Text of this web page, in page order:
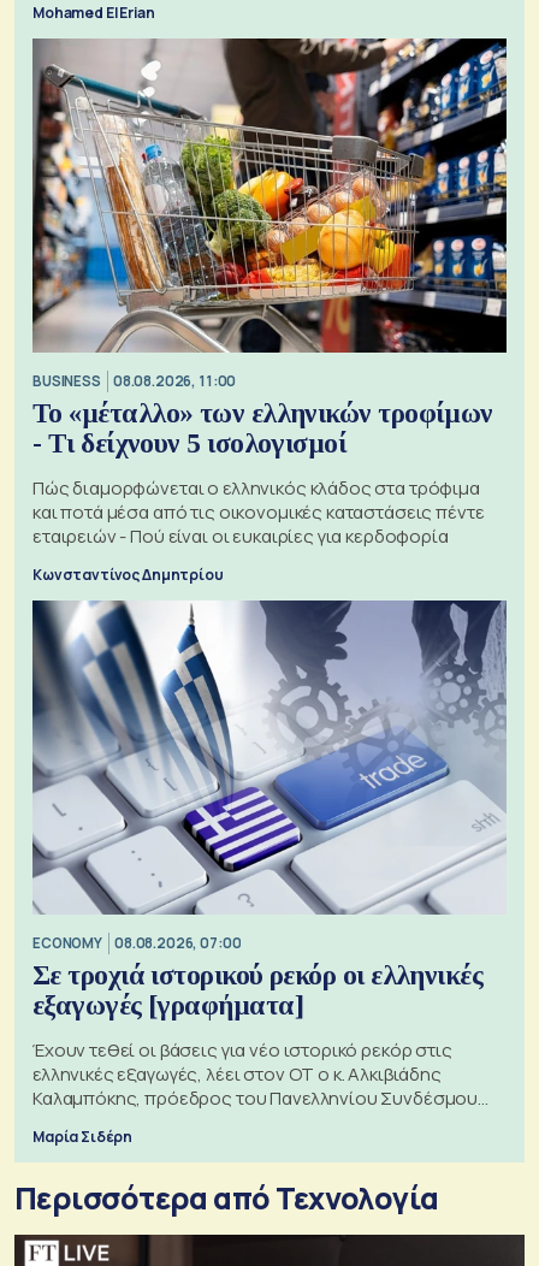
Mohamed El Erian
BUSINESS 08.08.2026, 11:00
Το «μέταλλο» των ελληνικών τροφίμων
- Τι δείχνουν 5 ισολογισμοί
Πώς διαμορφώνεται ο ελληνικός κλάδος στα τρόφιμα
και ποτά μέσα από τις οικονομικές καταστάσεις πέντε
εταιρειών - Πού είναι οι ευκαιρίες για κερδοφορία
Κωνσταντίνος Δημητρίου
ECONOMY 08.08.2026, 07:00
Σε τροχιά ιστορικού ρεκόρ οι ελληνικές
εξαγωγές [γραφήματα]
Έχουν τεθεί οι βάσεις για νέο ιστορικό ρεκόρ στις
ελληνικές εξαγωγές, λέει στον ΟΤ ο κ. Αλκιβιάδης
Καλαμπόκης, πρόεδρος του Πανελληνίου Συνδέσμου
Μαρία Σιδέρη
Περισσότερα από Τεχνολογία